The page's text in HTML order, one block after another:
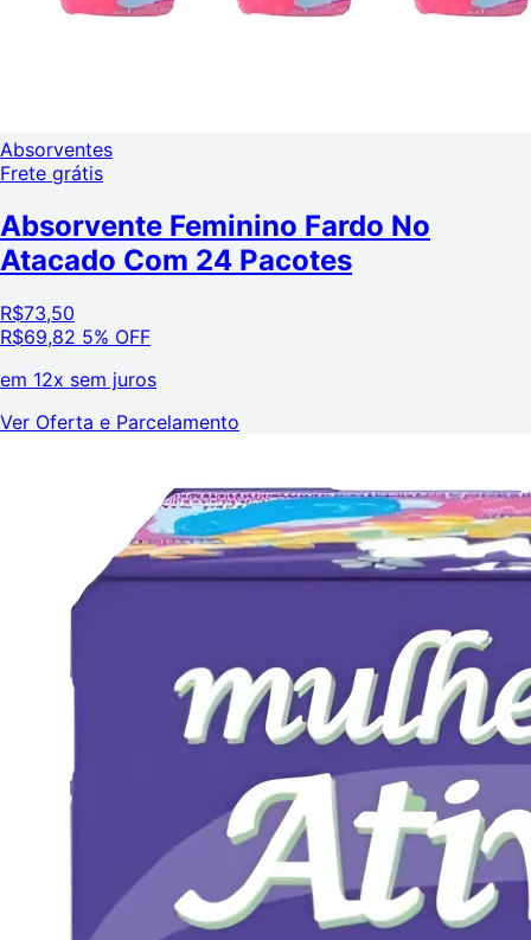
Absorventes
Frete grátis
Absorvente Feminino Fardo No
Atacado Com 24 Pacotes
R$73,50
R$69,82 5% OFF
em 12x sem juros
Ver Oferta e Parcelamento